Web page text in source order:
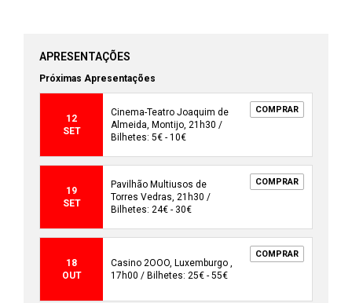
APRESENTAÇÕES
Próximas Apresentações
12
SET
Cinema-Teatro Joaquim de
Almeida, Montijo, 21h30 /
Bilhetes: 5€ - 10€
COMPRAR
19
SET
Pavilhão Multiusos de
Torres Vedras, 21h30 /
Bilhetes: 24€ - 30€
COMPRAR
18
OUT
Casino 2OOO, Luxemburgo ,
17h00 / Bilhetes: 25€ - 55€
COMPRAR